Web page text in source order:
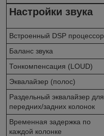
Настройки звука
Встроенный DSP процессор
Баланс звука
Тонкомпенсация (LOUD)
Эквалайзер (полос)
Раздельный эквалайзер для
передних/задних колонок
Временная задержка по
каждой колонке